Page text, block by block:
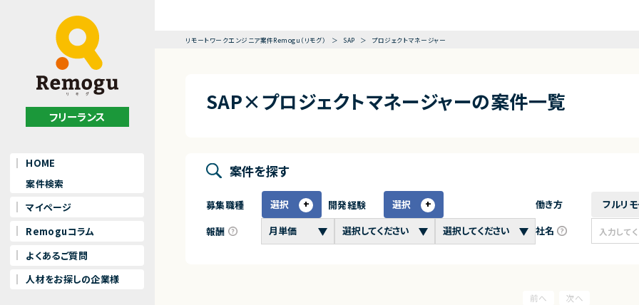
フリーランス
HOME
案件検索
マイページ
Remoguコラム
よくあるご質問
人材をお探しの企業様
リモートワークエンジニア案件Remogu（リモグ） SAP プロジェクトマネージャー
SAP×プロジェクトマネージャーの案件一覧
案件を探す
募集職種 選択 開発経験
選択
報酬
働き方
フルリ
社名